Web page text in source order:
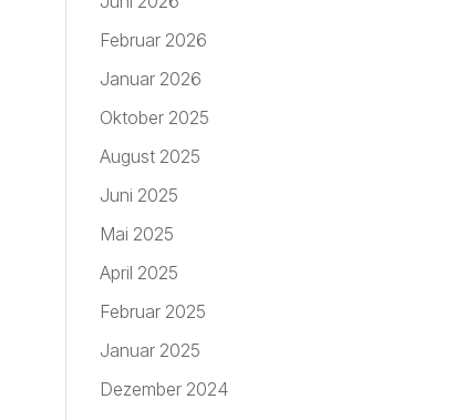
Februar 2026
Januar 2026
Oktober 2025
August 2025
Juni 2025
Mai 2025
April 2025
Februar 2025
Januar 2025
Dezember 2024